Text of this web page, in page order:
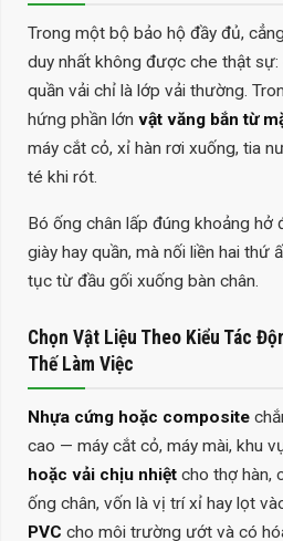
Trong một bộ bảo hộ đầy đủ,
duy nhất không được che thật sự:
quần vải chỉ là lớp vải thường.
hứng phần lớn vật văng bắn từ
máy cắt cỏ, xỉ hàn rơi xuống, tia
té khi rót.
Bó ống chân lấp đúng khoảng hở
giày hay quần, mà nối liền hai thứ
tục từ đầu gối xuống bàn chân.
Chọn Vật Liệu Theo Kiểu Tác
Thế Làm Việc
Nhựa cứng hoặc composite
cao — máy cắt cỏ, máy mài, khu
hoặc vải chịu nhiệt cho thợ hàn,
ống chân, vốn là vị trí xỉ hay lọt
PVC cho môi trường ướt và có